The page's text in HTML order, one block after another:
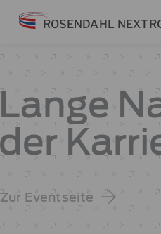
Zum
ROSENDAHL
Zur Eventseite